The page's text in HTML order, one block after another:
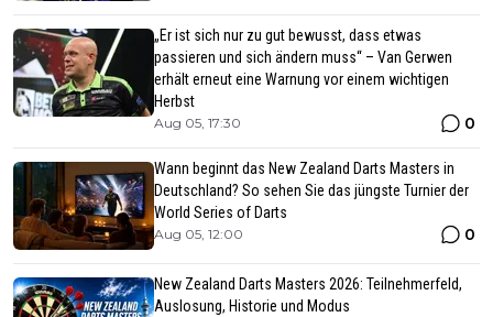
„Er ist sich nur zu gut bewusst, dass etwas
passieren und sich ändern muss“ – Van Gerwen
erhält erneut eine Warnung vor einem wichtigen
Herbst
Aug 05, 17:30 0
Wann beginnt das New Zealand Darts Masters in
Deutschland? So sehen Sie das jüngste Turnier der
World Series of Darts
Aug 05, 12:00 0
New Zealand Darts Masters 2026: Teilnehmerfeld,
Auslosung, Historie und Modus